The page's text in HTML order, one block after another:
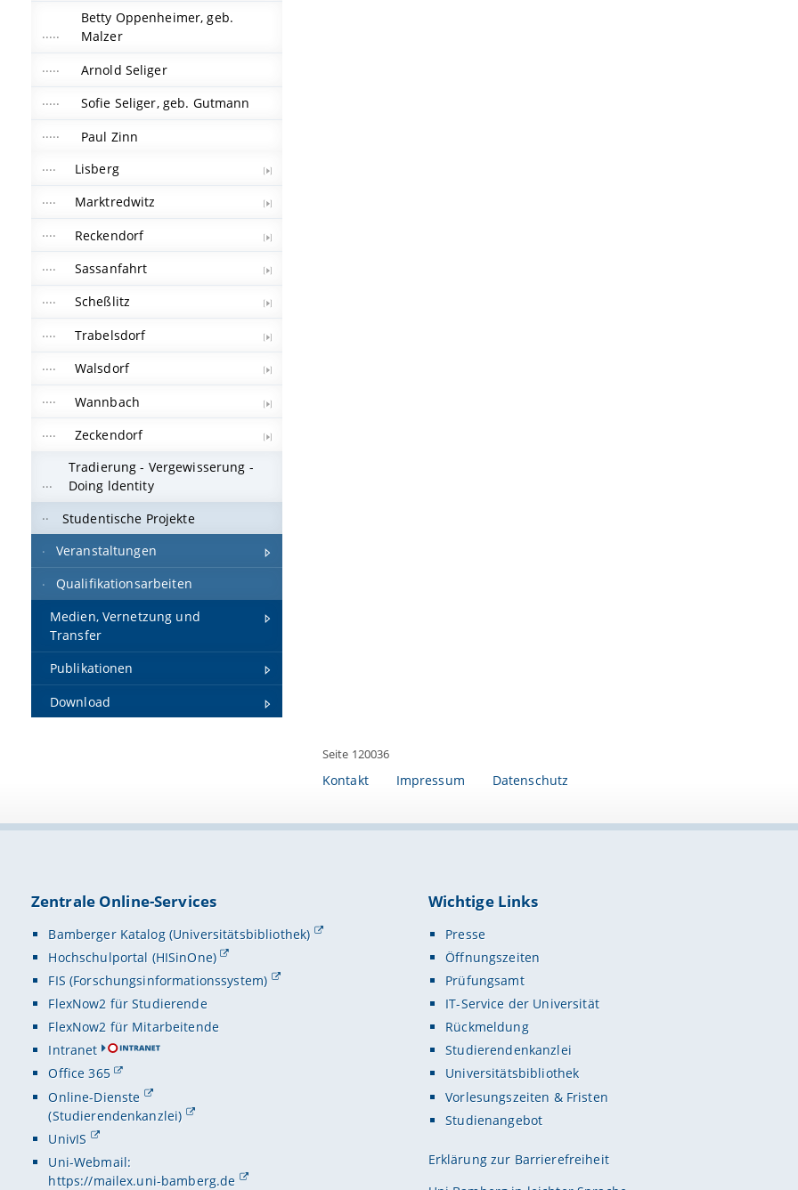
Betty Oppenheimer, geb.
Malzer
Arnold Seliger
Sofie Seliger, geb. Gutmann
Paul Zinn
Lisberg
Marktredwitz
Reckendorf
Sassanfahrt
Scheßlitz
Trabelsdorf
Walsdorf
Wannbach
Zeckendorf
Tradierung - Vergewisserung -
Doing ldentity
Studentische Projekte
Veranstaltungen
Qualifikationsarbeiten
Medien, Vernetzung und
Transfer
Publikationen
Download
Seite 120036
Kontakt Impressum Datenschutz
Zentrale Online-Services
Bamberger Katalog (Universitätsbibliothek)
Hochschulportal (HISinOne)
FIS (Forschungsinformationssystem)
FlexNow2 für Studierende
FlexNow2 für Mitarbeitende
Intranet
Office 365
Online-Dienste
(Studierendenkanzlei)
UnivIS
Uni-Webmail:
https://mailex.uni-bamberg.de
Wichtige Links
Presse
Öffnungszeiten
Prüfungsamt
IT-Service der Universität
Rückmeldung
Studierendenkanzlei
Universitätsbibliothek
Vorlesungszeiten & Fristen
Studienangebot
Erklärung zur Barrierefreiheit